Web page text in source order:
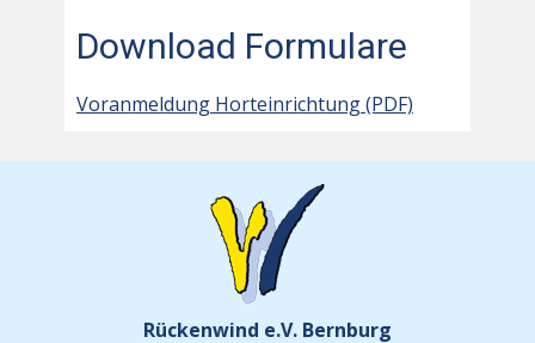
Download Formulare
Voranmeldung Horteinrichtung (PDF)
Rückenwind e.V. Bernburg